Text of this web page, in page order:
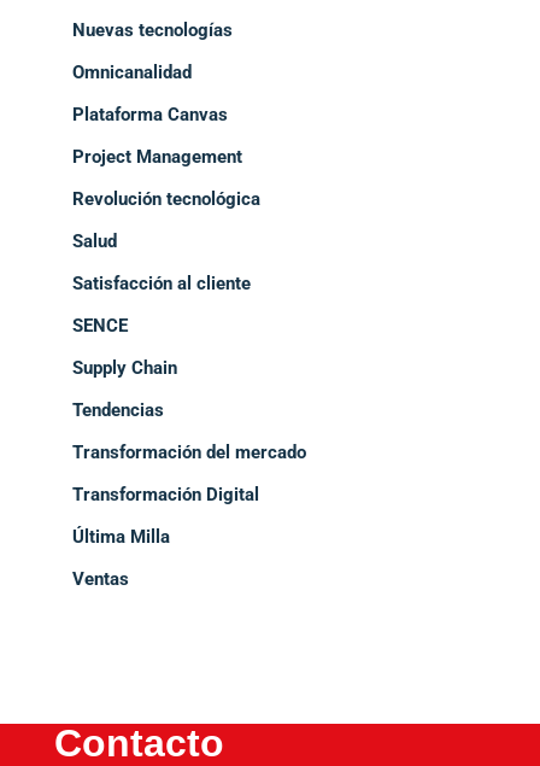
Nuevas tecnologías
Omnicanalidad
Plataforma Canvas
Project Management
Revolución tecnológica
Salud
Satisfacción al cliente
SENCE
Supply Chain
Tendencias
Transformación del mercado
Transformación Digital
Última Milla
Ventas
Contacto